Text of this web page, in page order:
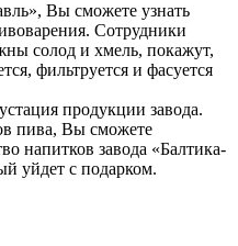
Вы сможете узнать
Сотрудники
солод и хмель, покажут,
фильтруется и фасуется
продукции завода.
пива, Вы сможете
напитков завода «Балтика-
уйдет с подарком.